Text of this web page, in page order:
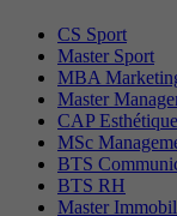
CS Sport
Master Sport
MBA
Master
CAP Esthétique
MSc
BTS
BTS RH
Master